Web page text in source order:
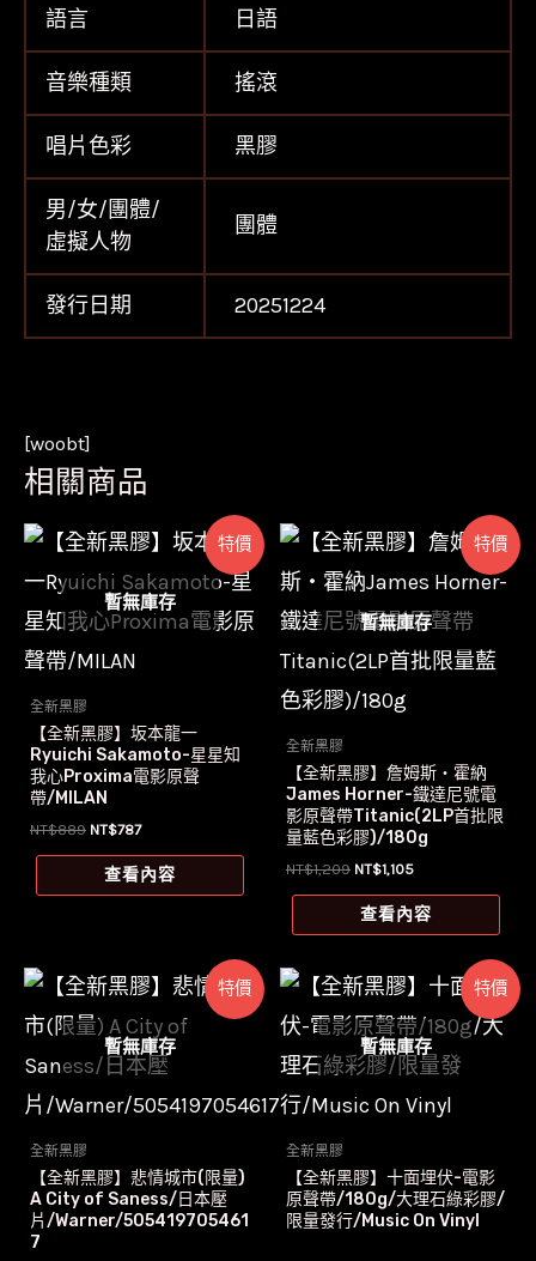
語言 日語
音樂種類 搖滾
唱片色彩 黑膠
男/女/團體/
虛擬人物
團體
發行日期 20251224
[woobt]
相關商品
特價
暫無庫存
全新黑膠
【全新黑膠】坂本龍一
Ryuichi Sakamoto-星星知
我心Proxima電影原聲
帶/MILAN
NT$889 原
格：
NT$787目
價
格：
查看內容
特價
暫無庫存
全新黑膠
【全新黑膠】詹姆斯‧霍納
James Horner-鐵達尼號電
影原聲帶Titanic(2LP首批限
量藍色彩膠)/180g
NT$1,209 原
價
格：
NT$1,105目
價
格：
查看內容
特價
暫無庫存
全新黑膠
【全新黑膠】悲情城市(限量)
A City of Saness/日本壓
片/Warner/505419705461
7
特價
暫無庫存
全新黑膠
【全新黑膠】十面埋伏-電影
原聲帶/180g/大理石綠彩膠/
限量發行/Music On Vinyl